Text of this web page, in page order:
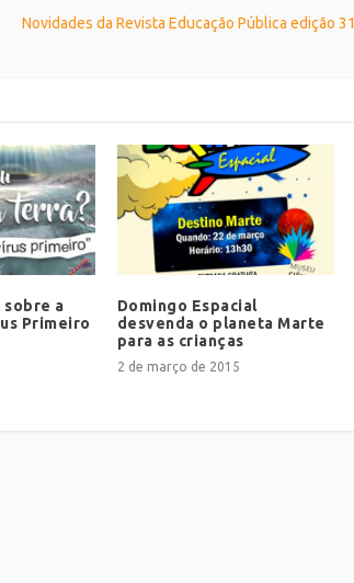
Novidades da Revista Educação Pública edição 31
sobre a
Primeiro
Domingo Espacial
desvenda o planeta Marte
para as crianças
2 de março de 2015